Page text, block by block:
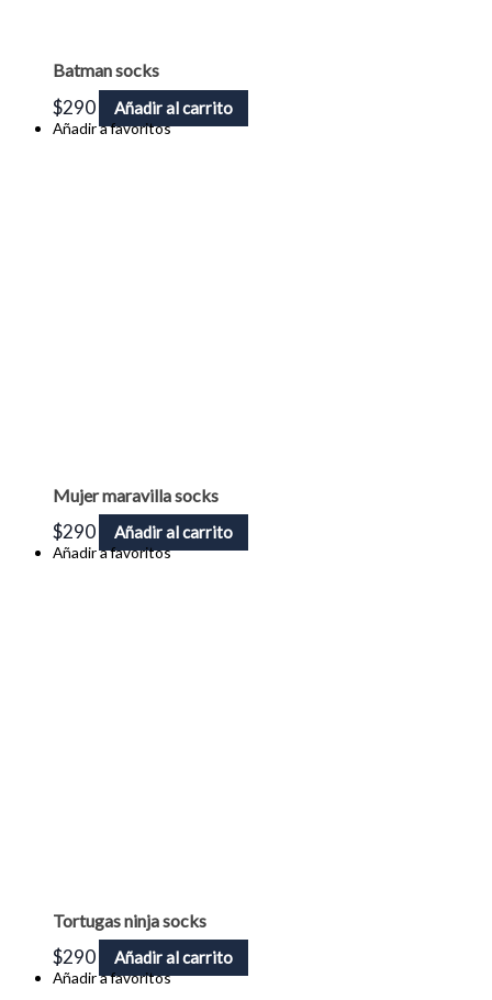
Batman socks
$290 Añadir al carrito
Añadir a favoritos
Mujer maravilla socks
$290 Añadir al carrito
Añadir a favoritos
Tortugas ninja socks
$290 Añadir al carrito
Añadir a favoritos